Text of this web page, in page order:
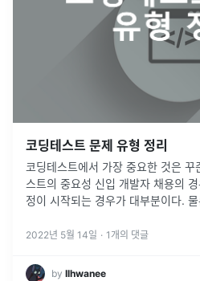
코딩테스트 문제 유형 정리
코딩테스트에서 가장 중요한 것은 꾸준함이
스트의 중요성 신입 개발자 채용의
정이 시작되는 경우가 대부분이다. 물론 코딩테스트를 보지 않는
한...
2022년 5월 14일 · 1 개의 댓글
by Ilhwanee